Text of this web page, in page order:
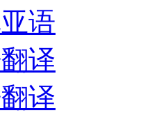
语
译
译